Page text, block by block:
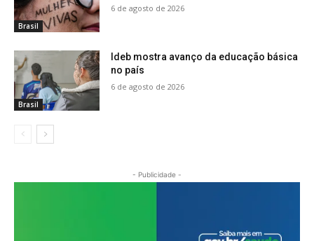
Brasil
6 de agosto de 2026
Brasil
Ideb mostra avanço da educação básica
no país
6 de agosto de 2026
- Publicidade -